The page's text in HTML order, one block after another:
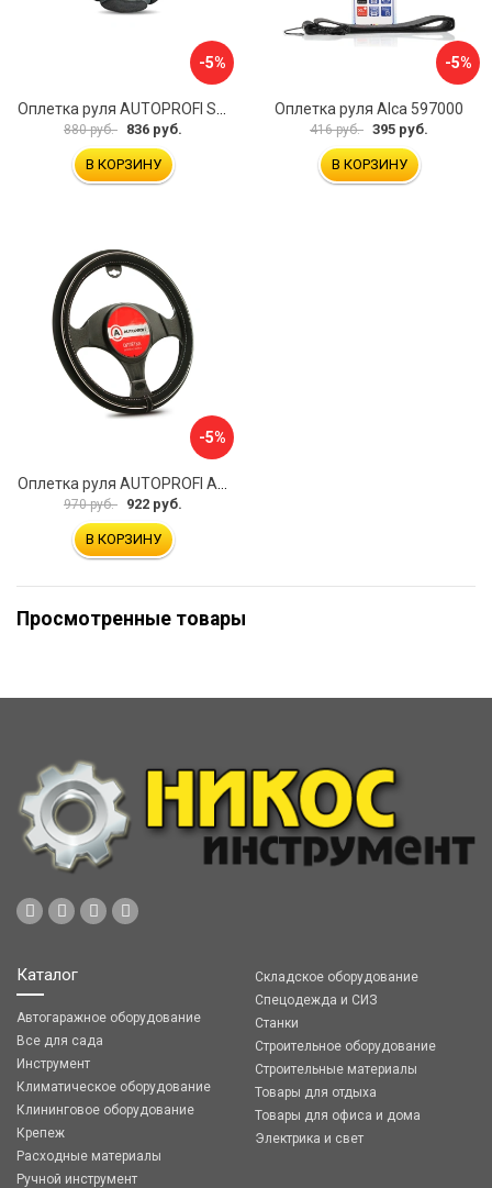
-5%
880 руб. 836 руб.
В КОРЗИНУ
-5%
Оплетка руля Alca 597000
416 руб. 395 руб.
В КОРЗИНУ
-5%
970 руб. 922 руб.
В КОРЗИНУ
Просмотренные товары
Каталог
Автогаражное оборудование
Все для сада
Инструмент
Климатическое оборудование
Клининговое оборудование
Крепеж
Расходные материалы
Ручной инструмент
Складское оборудование
Спецодежда и СИЗ
Станки
Строительное оборудование
Строительные материалы
Товары для отдыха
Товары для офиса и дома
Электрика и свет